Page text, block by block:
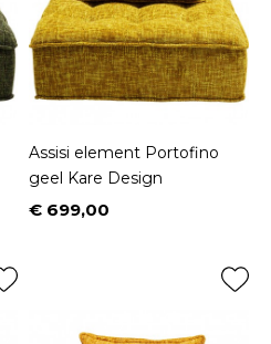
Assisi element Portofino
geel Kare Design
Prijs
€ 699,00